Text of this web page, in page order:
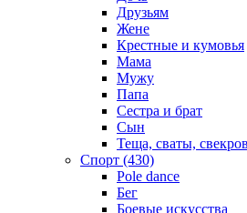
Друзьям
Жене
Крестные и кумовья
Мама
Мужу
Папа
Сестра и брат
Сын
Теща, сваты,
Спорт (430)
Pole dance
Бег
Боевые искусства